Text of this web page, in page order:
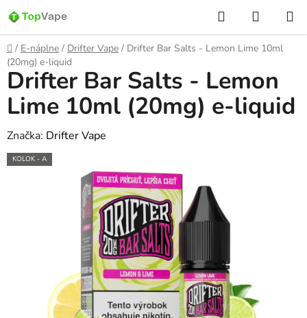
na
obsah
Hľadať
KOŠÍK
Domov
/ E-náplne / Drifter Vape / Drifter Bar Salts - Lemon Lime 10ml
(20mg) e-liquid
Drifter Bar Salts - Lemon
Lime 10ml (20mg) e-liquid
Značka: Drifter Vape
KOLOK - A